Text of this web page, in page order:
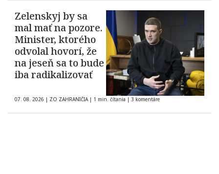
Zelenskyj by sa
mal mať na pozore.
Minister, ktorého
odvolal hovorí, že
na jeseň sa to bude
iba radikalizovať
07. 08. 2026 | ZO ZAHRANIČIA | 1 min. čítania | 3 komentáre